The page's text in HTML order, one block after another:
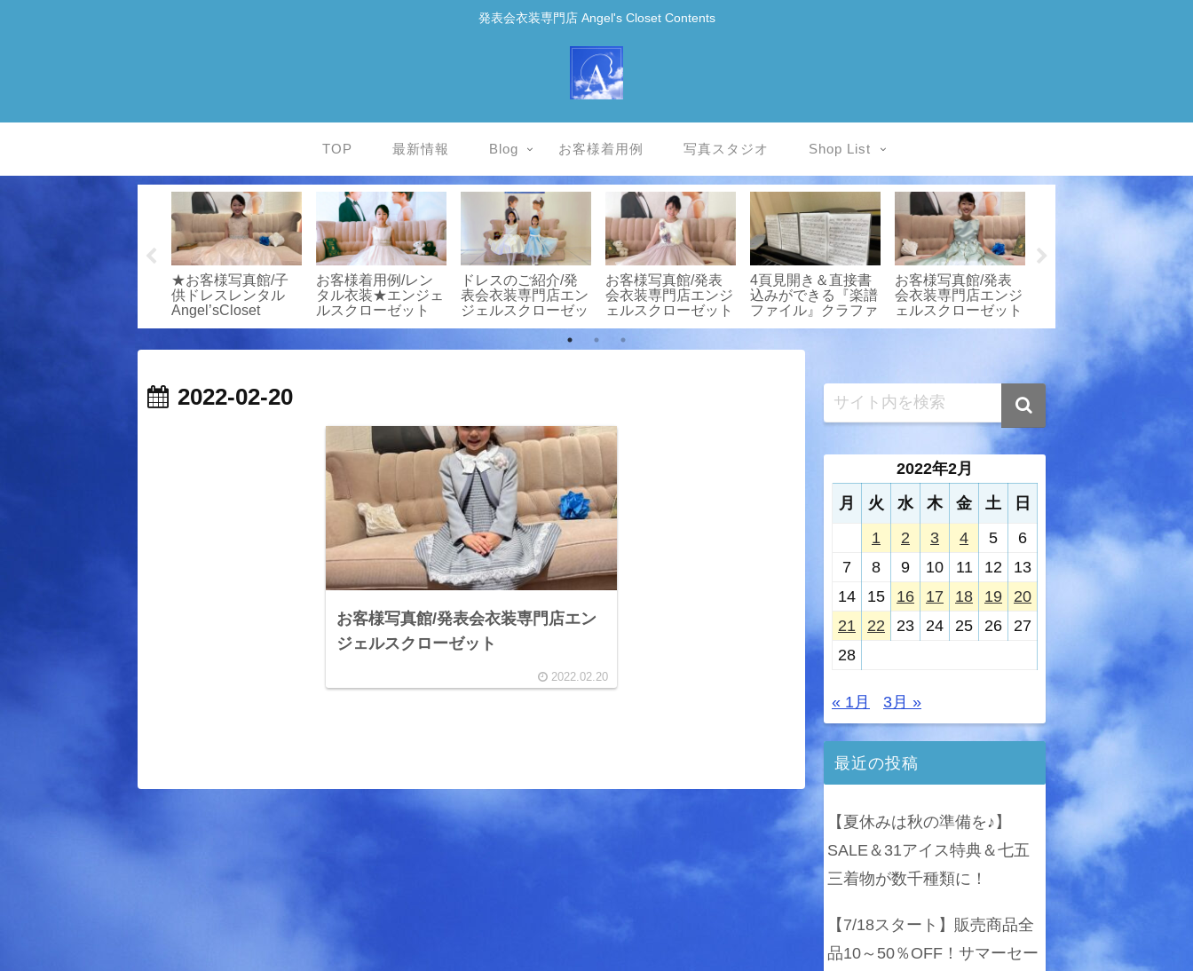
発表会衣装専門店 Angel's Closet Contents
TOP 最新情報 Blog お客様着用例 写真スタジオ Shop List
お客様写真館/発表
会衣装専門店エンジ
ェルスクローゼット
★お客様写真館/子
供ドレスレンタル
Angel’sCloset
お客様着用例/発表
会衣装専門店エンジ
ェルスクローゼット
お客様写真館/発表
会衣装専門店エンジ
ェルスクローゼット
★お客様写真館/
「こんなに美しいド
レスみたことな
い！」
★ピアノ発表会ヘア
スタイル/プチモデ
ル撮影♪
2022-02-20
お客様写真館/発表会衣装専門店エン
ジェルスクローゼット
2022.02.20
2022年2月
月
火 水 木 金 土
日
1
2 3 4 5
6
7
8 9 10 11 12
13
14
15 16 17 18 19
20
21
22 23 24 25 26
27
28
« 1月 3月 »
最近の投稿
【夏休みは秋の準備を♪】
SALE＆31アイス特典＆七五
三着物が数千種類に！
【7/18スタート】販売商品全
品10～50％OFF！サマーセー